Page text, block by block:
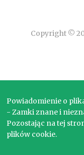
Copyright ©
Powiadomienie o
- Zamki znane i
Pozostając na tej
plików cookie.